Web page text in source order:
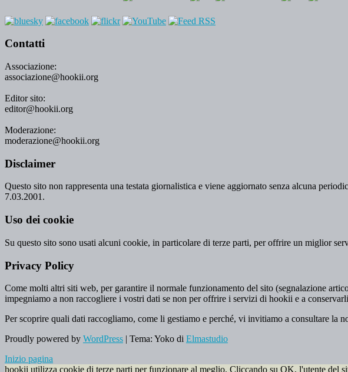
Contatti
Associazione:
associazione@hookii.org
Editor sito:
editor@hookii.org
Moderazione:
moderazione@hookii.org
Disclaimer
Questo sito non rappresenta una testata giornalistica e viene aggiornato senza alcuna
7.03.2001.
Uso dei cookie
Su questo sito sono usati alcuni cookie, in particolare di terze parti, per offrire un miglior
Privacy Policy
Come molti altri siti web, per garantire il normale funzionamento del sito (segnalazione
impegniamo a non raccogliere i vostri dati se non per offrire i servizi di hookii e a
Per scoprire quali dati raccogliamo, come li gestiamo e perché, vi invitiamo a consultare la
Proudly powered by WordPress | Tema: Yoko di Elmastudio
Inizio pagina
hookii utilizza cookie di terze parti per funzionare al meglio. Cliccando su OK, l'utente del